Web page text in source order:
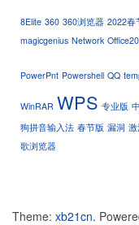
8Elite 360 360浏览器 2022春
magicgenius Network
PowerPnt Powershell QQ
WinRAR WPS 专业版
狗拼音输入法 春节版 漏洞
歌浏览器
Theme: xb21cn.